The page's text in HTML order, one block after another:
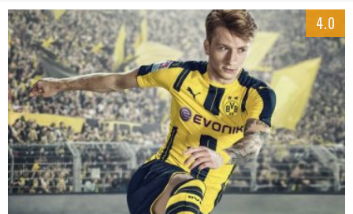
« MOFUSAND / Parler Japonais » – Des Expressions Pratiques !
« Dr Wertham / L’homme qui étudia les tueurs en série » - Un Métier à Risque !
Assassin's Creed Black Flag Resynced
« Le Vent dand les Saules » - Une Belle Histoire !
« Damn Them All » - Un duo de Choc !
« Love is a Boxing Ring (Tomes 1 & 2) » – Un Passé Trouble !
4.0